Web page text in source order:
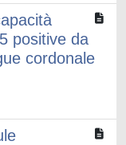
positive da
cordonale